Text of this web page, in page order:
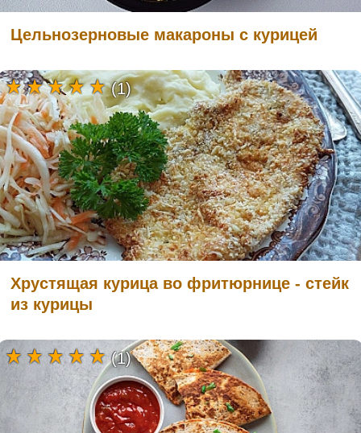
Цельнозерновые макароны с курицей
Хрустящая курица во фритюрнице - стейк
из курицы
(1)
(1)